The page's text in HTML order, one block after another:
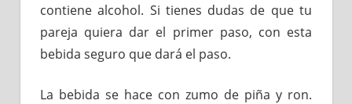
contiene alcohol. Si tienes dudas de que tu
pareja quiera dar el primer paso, con esta
bebida seguro que dará el paso.
La bebida se hace con zumo de piña y ron.